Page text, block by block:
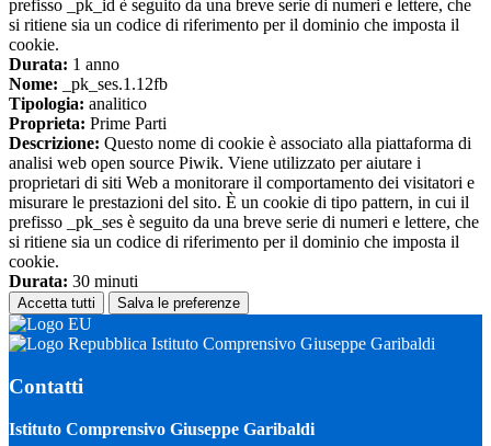
prefisso _pk_id è seguito da una breve serie di numeri e lettere, che
si ritiene sia un codice di riferimento per il dominio che imposta il
cookie.
Durata: 1 anno
Nome: _pk_ses.1.12fb
Tipologia: analitico
Proprieta: Prime Parti
Descrizione: Questo nome di cookie è associato alla piattaforma di
analisi web open source Piwik. Viene utilizzato per aiutare i
proprietari di siti Web a monitorare il comportamento dei visitatori e
misurare le prestazioni del sito. È un cookie di tipo pattern, in cui il
prefisso _pk_ses è seguito da una breve serie di numeri e lettere, che
si ritiene sia un codice di riferimento per il dominio che imposta il
cookie.
Durata: 30 minuti
Accetta tutti Salva le preferenze
Istituto Comprensivo Giuseppe Garibaldi
Contatti
Istituto Comprensivo Giuseppe Garibaldi